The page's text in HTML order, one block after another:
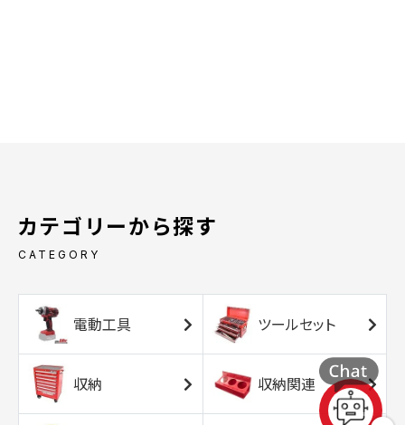
カテゴリーから探す
CATEGORY
電動工具 ツールセット
収納 収納関連